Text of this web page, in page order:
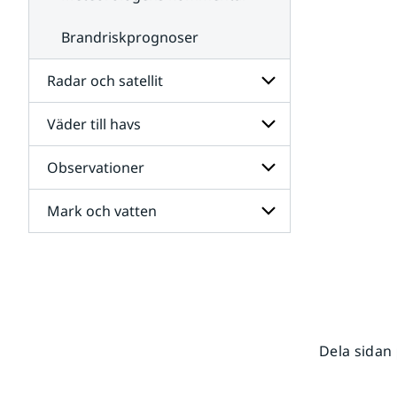
Brandriskprognoser
Radar och satellit
Undersidor
för
Radar
och
satellit
Väder till havs
Undersidor
för
Väder
till
havs
Observationer
Undersidor
för
Mark och vatten
Dela sidan